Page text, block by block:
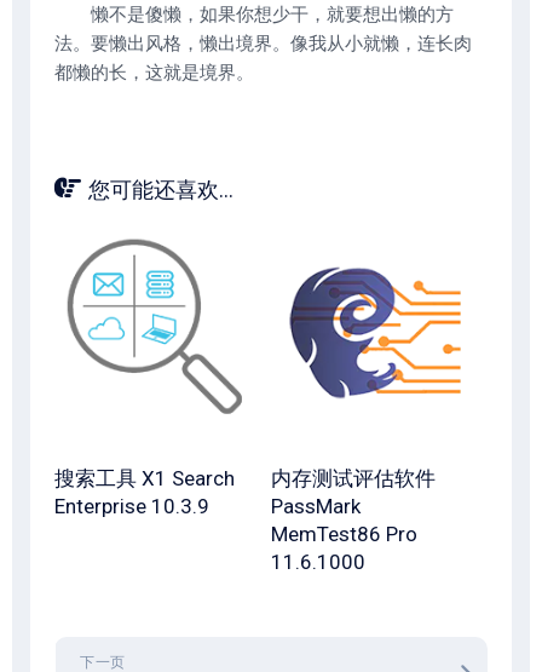
懒不是傻懒，如果你想少干，就要想出懒的方
法。要懒出风格，懒出境界。像我从小就懒，连长肉
都懒的长，这就是境界。
您可能还喜欢...
搜索工具 X1 Search
Enterprise 10.3.9
内存测试评估软件
PassMark
MemTest86 Pro
11.6.1000
下一页